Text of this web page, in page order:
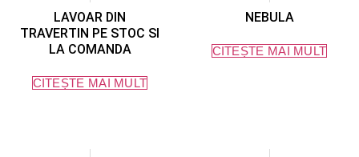
LAVOAR DIN
TRAVERTIN PE STOC SI
LA COMANDA
CITEȘTE MAI MULT
NEBULA
CITEȘTE MAI MULT